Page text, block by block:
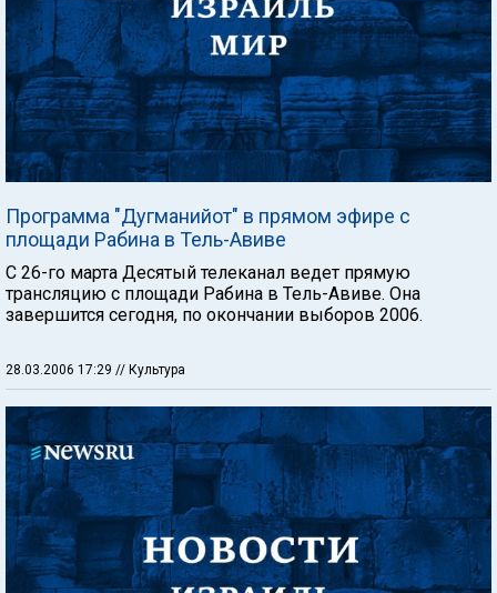
Программа "Дугманийот" в прямом эфире с
площади Рабина в Тель-Авиве
С 26-го марта Десятый телеканал ведет прямую
трансляцию с площади Рабина в Тель-Авиве. Она
завершится сегодня, по окончании выборов 2006.
28.03.2006 17:29 // Культура